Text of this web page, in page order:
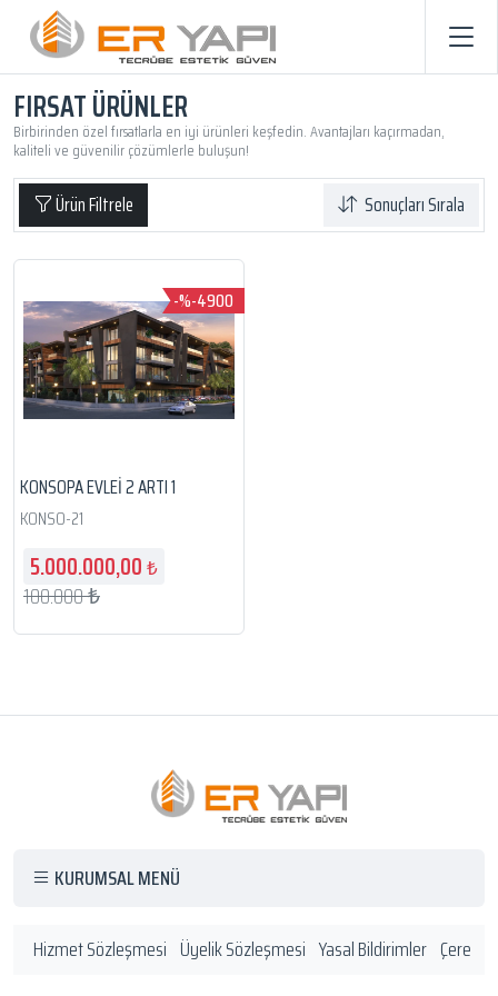
FIRSAT ÜRÜNLER
Birbirinden özel fırsatlarla en iyi ürünleri keşfedin. Avantajları kaçırmadan,
kaliteli ve güvenilir çözümlerle buluşun!
Ürün Filtrele Sonuçları Sırala
-%-4900
KONSOPA EVLEI 2 ARTI 1
KONSO-21
5.000.000,00₺
100.000 ₺
KURUMSAL MENÜ
Hizmet Sözleşmesi Üyelik Sözleşmesi Yasal Bildirimler Çerez